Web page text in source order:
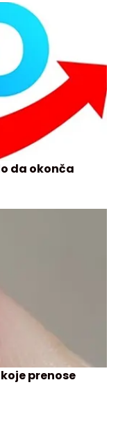
da okonča
prenose